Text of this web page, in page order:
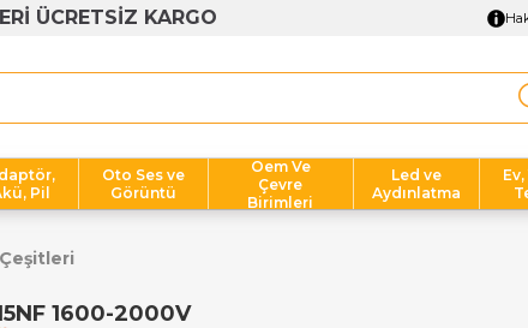
ÜCRETSİZ KARGO
Pil
Oto Ses ve
Görüntü
Oem Ve
Çevre
Birimleri
Led ve
Aydınlatma
1600-2000V